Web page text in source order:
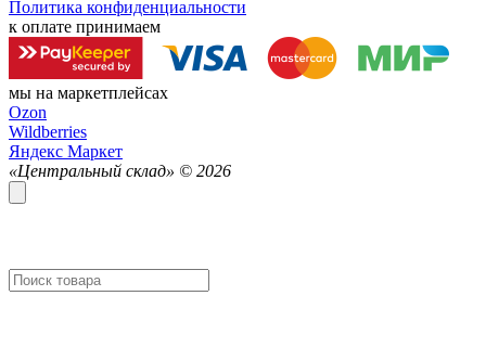
Политика конфиденциальности
к оплате принимаем
мы на маркетплейсах
Ozon
Wildberries
Яндекс Маркет
«Центральный склад» © 2026